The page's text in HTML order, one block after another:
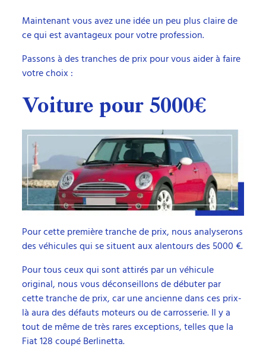
Maintenant vous avez une idée un peu plus claire de
ce qui est avantageux pour votre profession.
Passons à des tranches de prix pour vous aider à faire
votre choix :
Voiture pour 5000€
Pour cette première tranche de prix, nous analyserons
des véhicules qui se situent aux alentours des 5000 €.
Pour tous ceux qui sont attirés par un véhicule
original, nous vous déconseillons de débuter par
cette tranche de prix, car une ancienne dans ces prix-
là aura des défauts moteurs ou de carrosserie. Il y a
tout de même de très rares exceptions, telles que la
Fiat 128 coupé Berlinetta.